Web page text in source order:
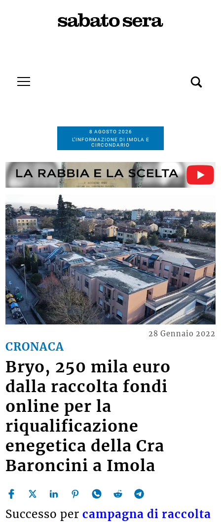
8 AGOSTO 2026
L’INFORMAZIONE DI IMOLA E
CIRCONDARIO
CRONACA
28 Gennaio 2022
Bryo, 250 mila euro
dalla raccolta fondi
online per la
riqualificazione
enegetica della Cra
Baroncini a Imola
Successo percampagna di raccolta